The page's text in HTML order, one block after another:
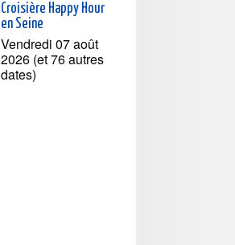
Croisière Happy Hour
en Seine
Vendredi 07 août
2026 (et 76 autres
dates)